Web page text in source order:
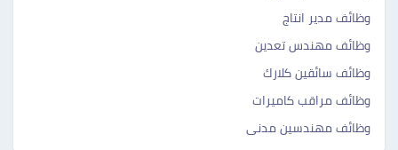
وظائف مدير انتاج
وظائف مهندس تعدين
وظائف سائقين كلارك
وظائف مراقب كاميرات
وظائف مهندسين مدنى